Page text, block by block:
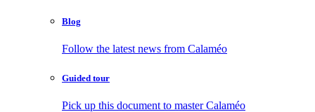
Blog
Follow the latest news from Calaméo
Guided tour
Pick up this document to master Calaméo